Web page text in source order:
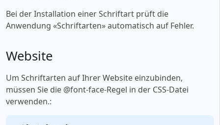
Bei der Installation einer Schriftart prüft die
Anwendung «‎Schriftarten» automatisch auf Fehler.
Website
Um Schriftarten auf Ihrer Website einzubinden,
müssen Sie die @font-face-Regel in der CSS-Datei
verwenden.: